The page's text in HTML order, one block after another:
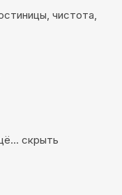
чистота,
скрыть